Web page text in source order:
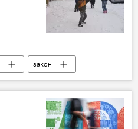
закон